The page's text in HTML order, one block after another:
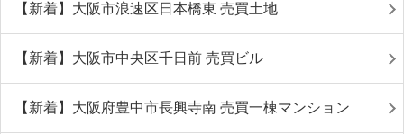
【新着】大阪市浪速区日本橋東 売買土地
【新着】大阪市中央区千日前 売買ビル
【新着】大阪府豊中市長興寺南 売買一棟マンション